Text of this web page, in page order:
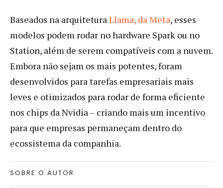
Baseados na arquiteturaLlama, da Meta, esses
modelos podem rodar no hardware Spark ou no
Station, além de serem compatíveis com a nuvem.
Embora não sejam os mais potentes, foram
desenvolvidos para tarefas empresariais mais
leves e otimizados para rodar de forma eficiente
nos chips da Nvidia – criando mais um incentivo
para que empresas permaneçam dentro do
ecossistema da companhia.
SOBRE O AUTOR